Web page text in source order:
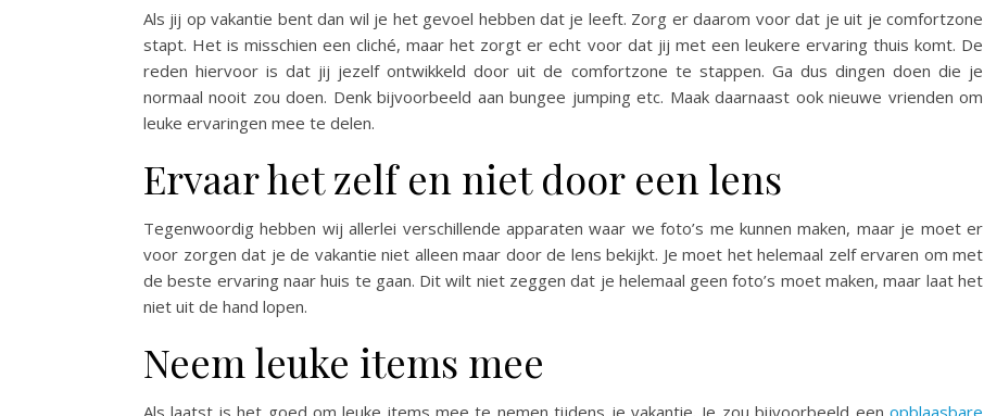
Als jij op vakantie bent dan wil je het gevoel hebben dat je leeft. Zorg er daarom voor dat je uit je comfortzone
stapt. Het is misschien een cliché, maar het zorgt er echt voor dat jij met een leukere ervaring thuis komt. De
reden hiervoor is dat jij jezelf ontwikkeld door uit de comfortzone te stappen. Ga dus dingen doen die je
normaal nooit zou doen. Denk bijvoorbeeld aan bungee jumping etc. Maak daarnaast ook nieuwe vrienden om
leuke ervaringen mee te delen.
Ervaar het zelf en niet door een lens
Tegenwoordig hebben wij allerlei verschillende apparaten waar we foto’s me kunnen maken, maar je moet er
voor zorgen dat je de vakantie niet alleen maar door de lens bekijkt. Je moet het helemaal zelf ervaren om met
de beste ervaring naar huis te gaan. Dit wilt niet zeggen dat je helemaal geen foto’s moet maken, maar laat het
niet uit de hand lopen.
Neem leuke items mee